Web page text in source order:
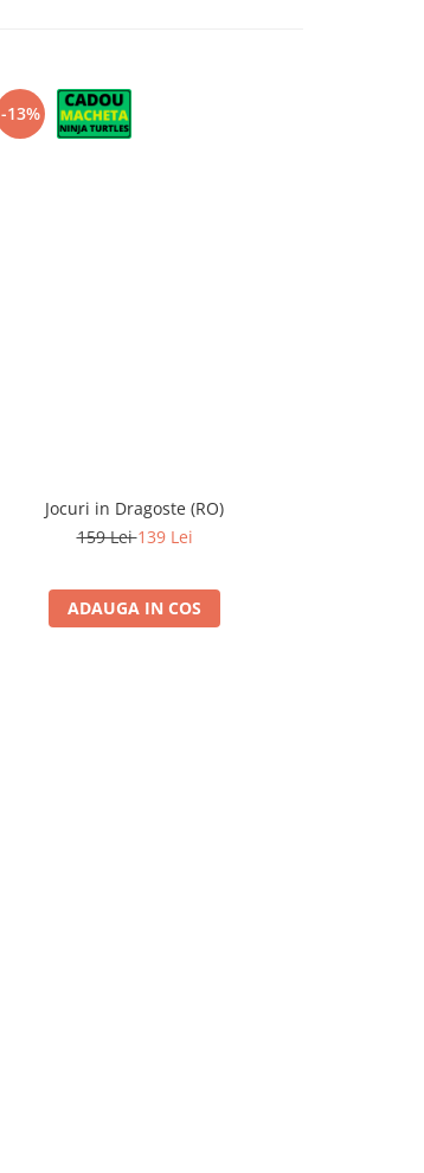
-13%
Jocuri in Dragoste (RO)
159 Lei139 Lei
ADAUGA IN COS